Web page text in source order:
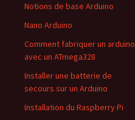
Notions de base Arduino
Nano Arduino
Comment fabriquer un arduino
avec un ATmega328
Installer une batterie de
secours sur un Arduino
Installation du Raspberry Pi